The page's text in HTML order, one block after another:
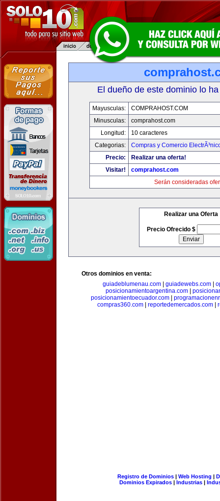
El dueño de este dominio lo
Mayusculas:
COMPRAHOST.COM
Minusculas:
comprahost.com
Longitud:
10 caracteres
Categorias:
Compras y Comercio
Precio:
Realizar una oferta!
Visitar!
comprahost.com
Serán consideradas
Realizar una Oferta
Precio Ofrecido $
Otros dominios en venta:
guiadeblumenau.com| guiadewebs.com|
posicionamientoargentina.com|
posicionamientoecuador.com
compras360.com
reportedemercados.com
Registro de Dominios| Web Hosting |
Dominios Expirados | Industrias |